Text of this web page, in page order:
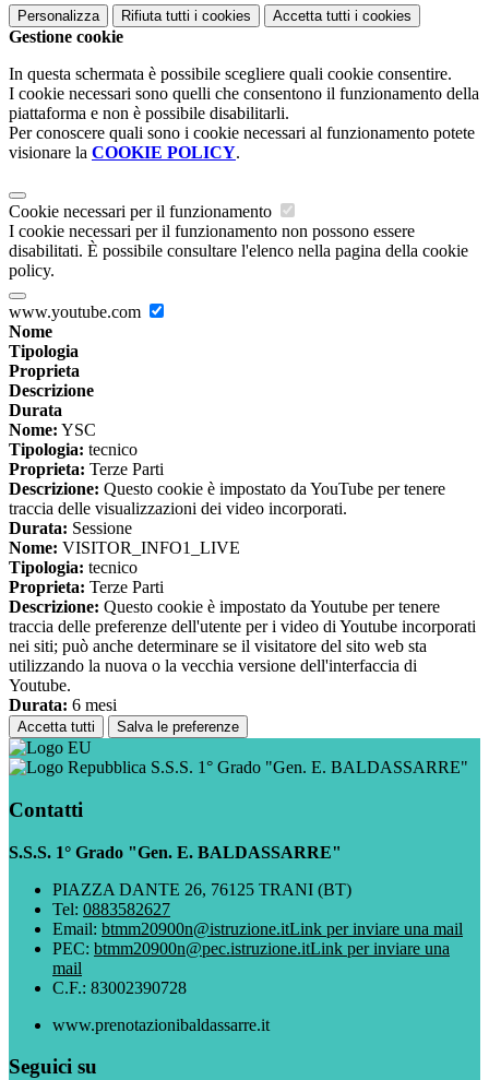
Personalizza Rifiuta tutti i cookies Accetta tutti i cookies
Gestione cookie
In questa schermata è possibile scegliere quali cookie consentire.
I cookie necessari sono quelli che consentono il funzionamento della
piattaforma e non è possibile disabilitarli.
Per conoscere quali sono i cookie necessari al funzionamento potete
visionare la COOKIE POLICY.
Cookie necessari per il funzionamento
I cookie necessari per il funzionamento non possono essere
disabilitati. È possibile consultare l'elenco nella pagina della cookie
policy.
www.youtube.com
Nome
Tipologia
Proprieta
Descrizione
Durata
Nome: YSC
Tipologia: tecnico
Proprieta: Terze Parti
Descrizione: Questo cookie è impostato da YouTube per tenere
traccia delle visualizzazioni dei video incorporati.
Durata: Sessione
Nome: VISITOR_INFO1_LIVE
Tipologia: tecnico
Proprieta: Terze Parti
Descrizione: Questo cookie è impostato da Youtube per tenere
traccia delle preferenze dell'utente per i video di Youtube incorporati
nei siti; può anche determinare se il visitatore del sito web sta
utilizzando la nuova o la vecchia versione dell'interfaccia di
Youtube.
Durata: 6 mesi
Accetta tutti Salva le preferenze
S.S.S. 1° Grado "Gen. E. BALDASSARRE"
Contatti
S.S.S. 1° Grado "Gen. E. BALDASSARRE"
PIAZZA DANTE 26, 76125 TRANI (BT)
Tel: 0883582627
Email: btmm20900n@istruzione.itLink per inviare una mail
PEC: btmm20900n@pec.istruzione.itLink per inviare una
mail
C.F.: 83002390728
www.prenotazionibaldassarre.it
Seguici su